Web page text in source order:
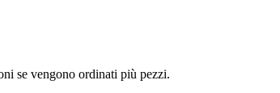
se vengono ordinati più pezzi.